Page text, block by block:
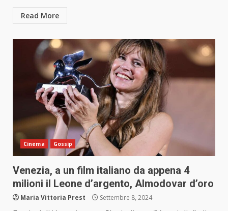
Read More
Cinema Gossip
Venezia, a un film italiano da appena 4
milioni il Leone d’argento, Almodovar d’oro
Maria Vittoria Prest Settembre 8, 2024